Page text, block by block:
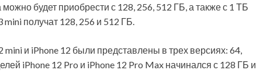
будет приобрести с 128, 256, 512 ГБ, а также с 1 ТБ
mini получат 128, 256 и 512 ГБ.
и iPhone 12 были представлены в трех версиях: 64,
iPhone 12 Pro и iPhone 12 Pro Max начинался с 128 ГБ и